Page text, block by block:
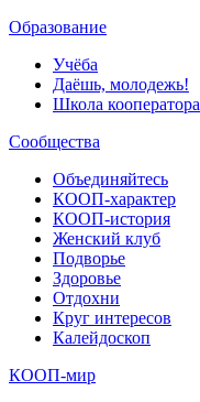
Образование
Учёба
Даёшь, молодежь!
Школа кооператора
Сообщества
Объединяйтесь
КООП-характер
КООП-история
Женский клуб
Подворье
Здоровье
Отдохни
Круг интересов
Калейдоскоп
КООП-мир